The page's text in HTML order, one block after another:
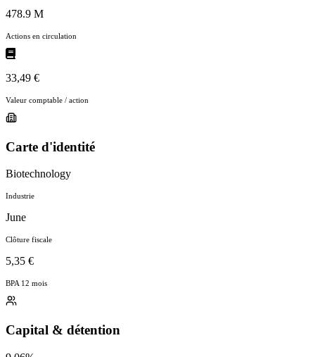
478.9 M
Actions en circulation
33,49 €
Valeur comptable / action
Carte d'identité
Biotechnology
Industrie
June
Clôture fiscale
5,35 €
BPA 12 mois
Capital & détention